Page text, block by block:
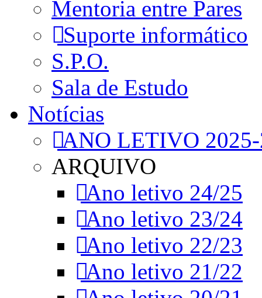
Mentoria entre Pares
Suporte informático
S.P.O.
Sala de Estudo
Notícias
ANO LETIVO
ARQUIVO
Ano letivo 24/25
Ano letivo 23/24
Ano letivo 22/23
Ano letivo 21/22